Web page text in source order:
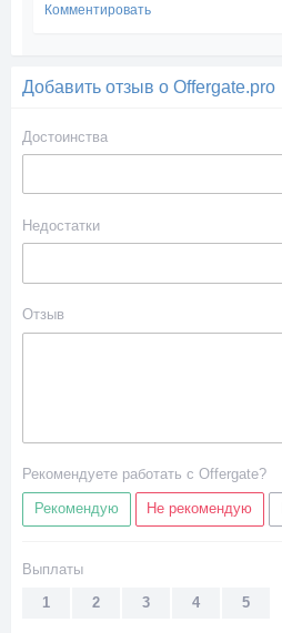
Комментировать
Добавить отзыв о Offergate.pro
Достоинства
Недостатки
Отзыв
Рекомендуете работать с Offergate?
Рекомендую Не рекомендую
Выплаты
5
4
3
2
1